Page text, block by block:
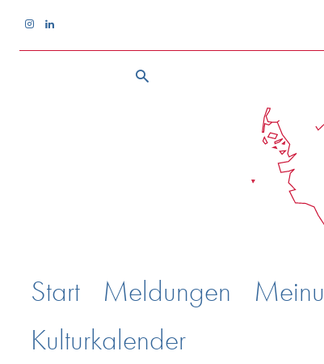
Start Meldungen
Kulturkalender